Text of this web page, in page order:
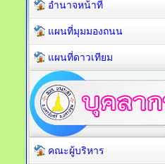
อำนาจหน้าที่
แผนที่มุมมองถนน
แผนที่ดาวเทียม
คณะผู้บริหาร